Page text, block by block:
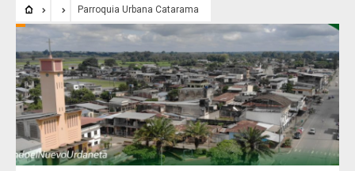
Parroquia Urbana Catarama